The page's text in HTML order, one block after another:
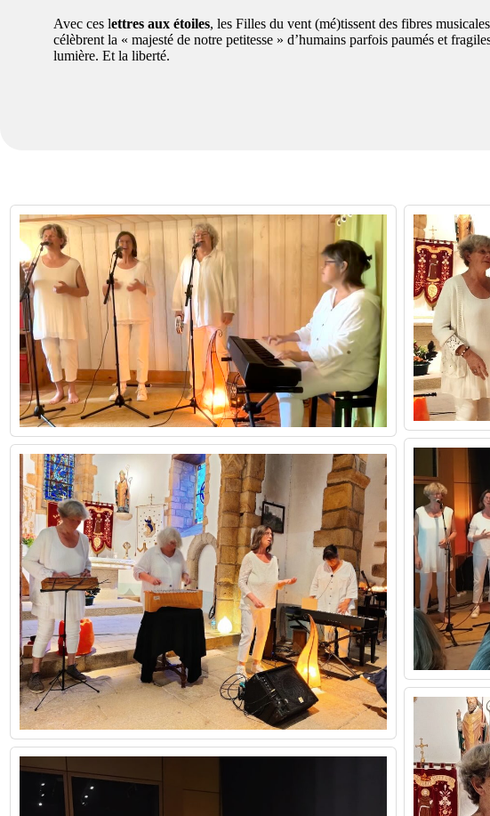
Avec ces lettres aux étoiles, les Filles du vent (mé)tissent des fibres
célèbrent la « majesté de notre petitesse » d’humains parfois paumés et
lumière. Et la liberté.